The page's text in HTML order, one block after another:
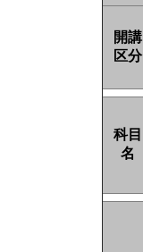
開講
区分
科目
名